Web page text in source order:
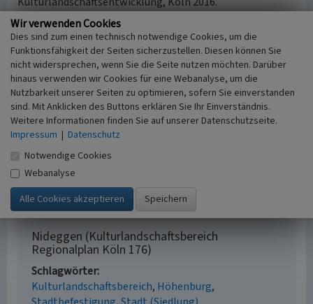
Internet
Fachbeitrag Kulturlandschaft zum Regionalplan Köln
(abgerufen am 01.10.2016)
Literatur
Landschaftsverband Rheinland (Hrsg.)
(2016)
Fachbeitrag Kulturlandschaft zum
Regionalplan Köln. Erhaltende
Kulturlandschaftsentwicklung. S. 177, Köln.
Nideggen (Kulturlandschaftsbereich
Regionalplan Köln 176)
Schlagwörter
Kulturlandschaftsbereich Höhenburg
Wir verwenden Cookies
Dies sind zum einen technisch notwendige Cookies, um die
Funktionsfähigkeit der Seiten sicherzustellen. Diesen können Sie
nicht widersprechen, wenn Sie die Seite nutzen möchten. Darüber
hinaus verwenden wir Cookies für eine Webanalyse, um die
Nutzbarkeit unserer Seiten zu optimieren, sofern Sie einverstanden
sind. Mit Anklicken des Buttons erklären Sie Ihr Einverständnis.
Weitere Informationen finden Sie auf unserer Datenschutzseite.
Impressum | Datenschutz
Notwendige Cookies
Webanalyse